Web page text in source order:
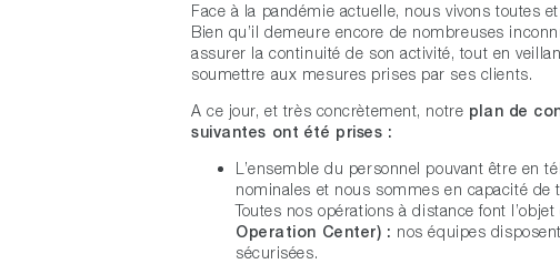
Face à la pandémie actuelle, nous vivons toutes
Bien qu’il demeure encore de nombreuses
assurer la continuité de son activité, tout en
soumettre aux mesures prises par ses clients.
A ce jour, et très concrètement, notre plan de
suivantes ont été prises :
L’ensemble du personnel pouvant être en
nominales et nous sommes en capacité de
Toutes nos opérations à distance font
Operation Center) : nos équipes
sécurisées.